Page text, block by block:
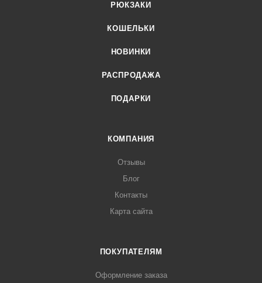
РЮКЗАКИ
КОШЕЛЬКИ
НОВИНКИ
РАСПРОДАЖА
ПОДАРКИ
КОМПАНИЯ
Отзывы
Блог
Контакты
Карта сайта
ПОКУПАТЕЛЯМ
Оформление заказа